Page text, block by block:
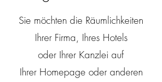
Sie möchten die Räumlichkeiten
Ihrer Firma, Ihres Hotels
oder Ihrer Kanzlei auf
Ihrer Homepage oder anderen